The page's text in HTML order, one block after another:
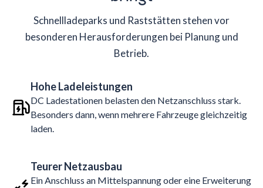
Schnellladeparks und Raststätten stehen vor
besonderen Herausforderungen bei Planung und
Betrieb.
Hohe Ladeleistungen
DC Ladestationen belasten den Netzanschluss stark.
Besonders dann, wenn mehrere Fahrzeuge gleichzeitig
laden.
Teurer Netzausbau
Ein Anschluss an Mittelspannung oder eine Erweiterung